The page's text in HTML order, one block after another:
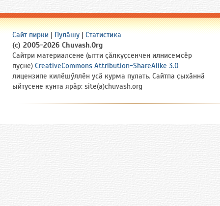
Сайт пирки | Пулӑшу | Статистика
(c) 2005-2026 Chuvash.Org
Сайтри материалсене (ытти ҫӑлкуҫсенчен илнисемсӗр
пуҫне) CreativeCommons Attribution-ShareAlike 3.0
лицензипе килӗшӳллӗн усӑ курма пулать. Сайтпа ҫыхӑннӑ
ыйтусене кунта ярӑр: site(a)chuvash.org